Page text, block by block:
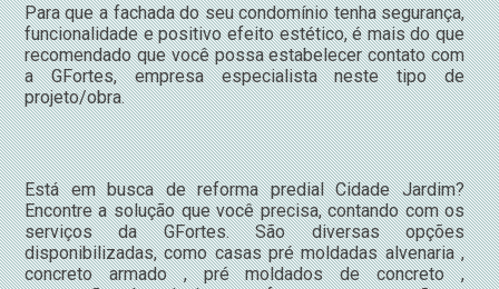
Para que a fachada do seu condomínio tenha segurança,
funcionalidade e positivo efeito estético, é mais do que
recomendado que você possa estabelecer contato com
a GFortes, empresa especialista neste tipo de
projeto/obra.
Está em busca de reforma predial Cidade Jardim?
Encontre a solução que você precisa, contando com os
serviços da GFortes. São diversas opções
disponibilizadas, como casas pré moldadas alvenaria ,
concreto armado , pré moldados de concreto ,